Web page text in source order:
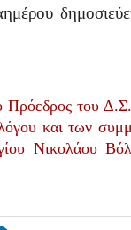
του
και των
Νικολάου